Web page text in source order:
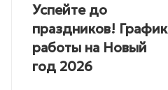
Успейте до
праздников! График
работы на Новый
год 2026